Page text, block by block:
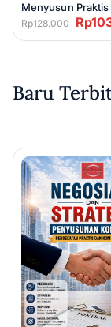
Menyusun Praktis
Rp128.000 Rp
Baru